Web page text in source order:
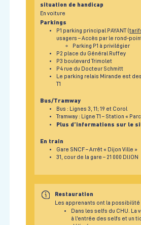
situation de handicap
En voiture
Parkings
P1 parking principal PAYANT (
usagers – Accès par le rond-
Parking P1 à privilégier
P2 place du Général Ruffey
P3 boulevard Trimolet
P4 rue du Docteur Schmitt
Le parking relais Mirande est
T1
Bus/Tramway
Bus : Lignes 3, 11; 19 et Corol
Tramway : Ligne T1 – Station «
Plus d’informations sur le
En train
Gare SNCF – Arrêt « Dijon Ville »
31, cour de la gare – 21 000 DIJON
Restauration
Les apprenants ont la
Dans les selfs du CHU. La
à l’entrée des selfs et un